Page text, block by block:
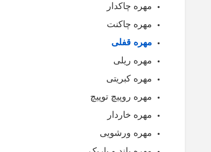
مهره چاکدار
مهره چاکنت
مهره قفلی
مهره ریلی
مهره کبریتی
مهره روپیچ توپیچ
مهره خاردار
مهره ورشویی